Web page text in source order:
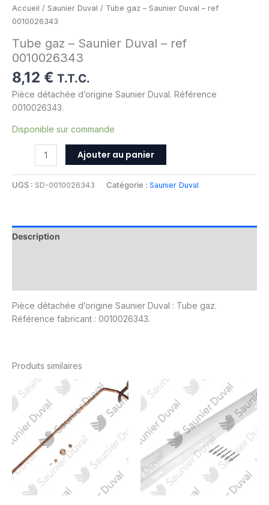
Accueil / Saunier Duval / Tube gaz – Saunier Duval – ref
0010026343
Tube gaz – Saunier Duval – ref
0010026343
8,12 € T.T.C.
Pièce détachée d’origine Saunier Duval. Référence
0010026343.
Disponible sur commande
Ajouter au panier
UGS : SD-0010026343 Catégorie : Saunier Duval
Description
Pièce détachée d’origine Saunier Duval : Tube gaz.
Référence fabricant : 0010026343.
Produits similaires